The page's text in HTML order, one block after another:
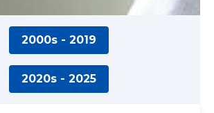
2000s - 2019
2020s - 2025